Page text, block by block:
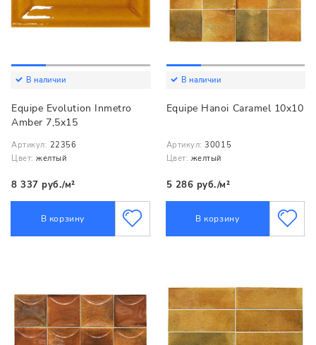
В наличии
Equipe Evolution Inmetro
Amber 7,5x15
Артикул: 22356
Цвет: желтый
8 337 руб./м²
В корзину
В наличии
Equipe Hanoi Caramel 10x10
Артикул: 30015
Цвет: желтый
5 286 руб./м²
В корзину